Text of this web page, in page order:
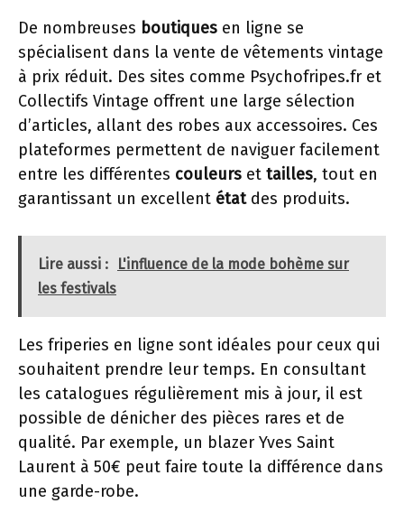
De nombreuses boutiques en ligne se
spécialisent dans la vente de vêtements vintage
à prix réduit. Des sites comme Psychofripes.fr et
Collectifs Vintage offrent une large sélection
d’articles, allant des robes aux accessoires. Ces
plateformes permettent de naviguer facilement
entre les différentes couleurs et tailles, tout en
garantissant un excellent étatdes produits.
Lire aussi :
L'influence de la mode bohème sur
les festivals
Les friperies en ligne sont idéales pour ceux qui
souhaitent prendre leur temps. En consultant
les catalogues régulièrement mis à jour, il est
possible de dénicher des pièces rares et de
qualité. Par exemple, un blazer Yves Saint
Laurent à 50€ peut faire toute la différence dans
une garde-robe.